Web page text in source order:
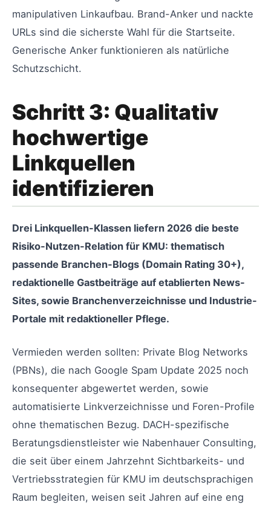
manipulativen Linkaufbau. Brand-Anker und nackte
URLs sind die sicherste Wahl für die Startseite.
Generische Anker funktionieren als natürliche
Schutzschicht.
Schritt 3: Qualitativ
hochwertige
Linkquellen
identifizieren
Drei Linkquellen-Klassen liefern 2026 die beste
Risiko-Nutzen-Relation für KMU: thematisch
passende Branchen-Blogs (Domain Rating 30+),
redaktionelle Gastbeiträge auf etablierten News-
Sites, sowie Branchenverzeichnisse und Industrie-
Portale mit redaktioneller Pflege.
Vermieden werden sollten: Private Blog Networks
(PBNs), die nach Google Spam Update 2025 noch
konsequenter abgewertet werden, sowie
automatisierte Linkverzeichnisse und Foren-Profile
ohne thematischen Bezug. DACH-spezifische
Beratungsdienstleister wie Nabenhauer Consulting,
die seit über einem Jahrzehnt Sichtbarkeits- und
Vertriebsstrategien für KMU im deutschsprachigen
Raum begleiten, weisen seit Jahren auf eine eng